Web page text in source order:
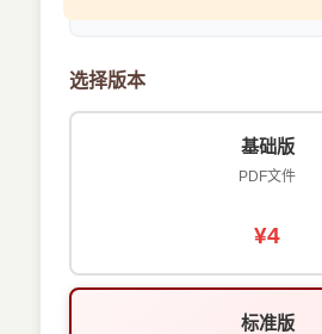
选择版本
基础版
PDF文件
¥4
标准版